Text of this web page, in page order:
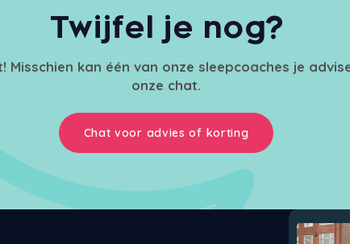
Twijfel je nog?
Misschien kan één van onze sleepcoaches je
onze chat.
Chat voor advies of korting